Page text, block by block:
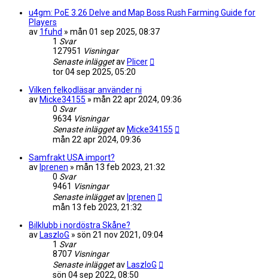
u4gm: PoE 3.26 Delve and Map Boss Rush Farming Guide for
Players
av 1fuhd » mån 01 sep 2025, 08:37
1 Svar
127951 Visningar
Senaste inläggetav Plicer
tor 04 sep 2025, 05:20
Vilken felkodläsar använder ni
av Micke34155 » mån 22 apr 2024, 09:36
0 Svar
9634 Visningar
Senaste inläggetav Micke34155
mån 22 apr 2024, 09:36
Samfrakt USA import?
av Iprenen » mån 13 feb 2023, 21:32
0 Svar
9461 Visningar
Senaste inläggetav Iprenen
mån 13 feb 2023, 21:32
Bilklubb i nordöstra Skåne?
av LaszloG » sön 21 nov 2021, 09:04
1 Svar
8707 Visningar
Senaste inläggetav LaszloG
sön 04 sep 2022, 08:50